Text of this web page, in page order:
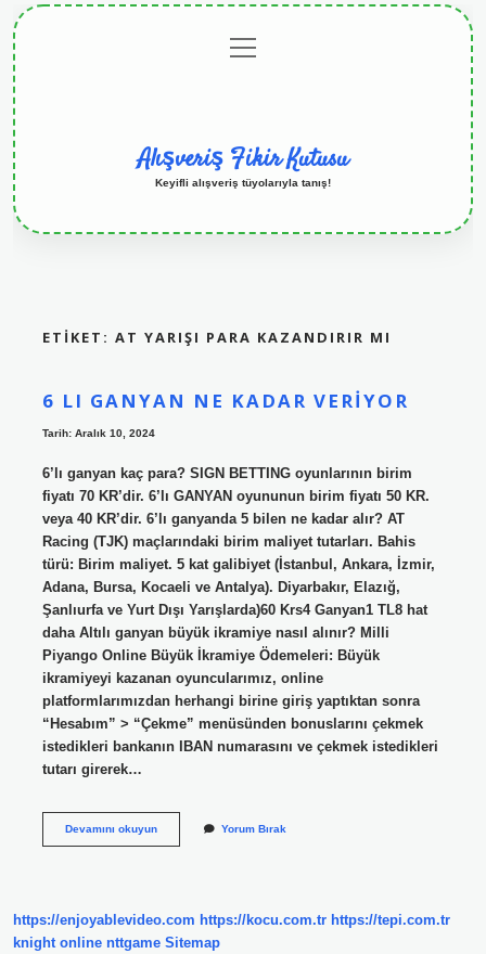
menüyü
aç
Alışveriş Fikir Kutusu
Keyifli alışveriş tüyolarıyla tanış!
ETIKET: AT YARIŞI PARA KAZANDIRIR MI
6 LI GANYAN NE KADAR VERIYOR
Tarih: Aralık 10, 2024
6’lı ganyan kaç para? SIGN BETTING oyunlarının birim
fiyatı 70 KR’dir. 6’lı GANYAN oyununun birim fiyatı 50 KR.
veya 40 KR’dir. 6’lı ganyanda 5 bilen ne kadar alır? AT
Racing (TJK) maçlarındaki birim maliyet tutarları. Bahis
türü: Birim maliyet. 5 kat galibiyet (İstanbul, Ankara, İzmir,
Adana, Bursa, Kocaeli ve Antalya). Diyarbakır, Elazığ,
Şanlıurfa ve Yurt Dışı Yarışlarda)60 Krs4 Ganyan1 TL8 hat
daha Altılı ganyan büyük ikramiye nasıl alınır? Milli
Piyango Online Büyük İkramiye Ödemeleri: Büyük
ikramiyeyi kazanan oyuncularımız, online
platformlarımızdan herhangi birine giriş yaptıktan sonra
“Hesabım” > “Çekme” menüsünden bonuslarını çekmek
istedikleri bankanın IBAN numarasını ve çekmek istedikleri
tutarı girerek…
Devamını okuyun6
Yorum Bırak
https://enjoyablevideo.com https://kocu.com.tr https://tepi.com.tr
knight online nttgame Sitemap